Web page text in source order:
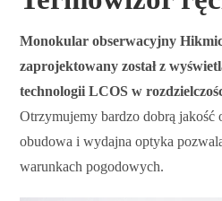
Monokular obserwacyjny
zaprojektowany został z
technologii LCOS w
Otrzymujemy bardzo dobrą jakość
obudowa i wydajna optyka
warunkach pogodowych.